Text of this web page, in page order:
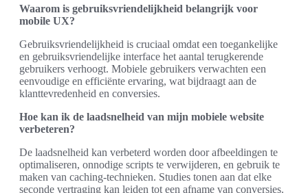
Waarom is gebruiksvriendelijkheid belangrijk voor
mobile UX?
Gebruiksvriendelijkheid is cruciaal omdat een toegankelijke
en gebruiksvriendelijke interface het aantal terugkerende
gebruikers verhoogt. Mobiele gebruikers verwachten een
eenvoudige en efficiënte ervaring, wat bijdraagt aan de
klanttevredenheid en conversies.
Hoe kan ik de laadsnelheid van mijn mobiele website
verbeteren?
De laadsnelheid kan verbeterd worden door afbeeldingen te
optimaliseren, onnodige scripts te verwijderen, en gebruik te
maken van caching-technieken. Studies tonen aan dat elke
seconde vertraging kan leiden tot een afname van conversies.